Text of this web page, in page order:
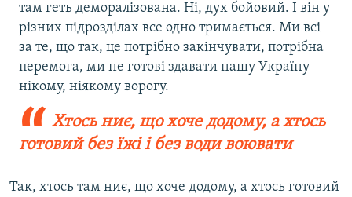
там геть деморалізована. Ні, дух бойовий. І він у
різних підрозділах все одно тримається. Ми всі
за те, що так, це потрібно закінчувати, потрібна
перемога, ми не готові здавати нашу Україну
нікому, ніякому ворогу.
Хтось ниє, що хоче додому, а хтось
готовий без їжі і без води воювати
Так, хтось там ниє, що хоче додому, а хтось готовий